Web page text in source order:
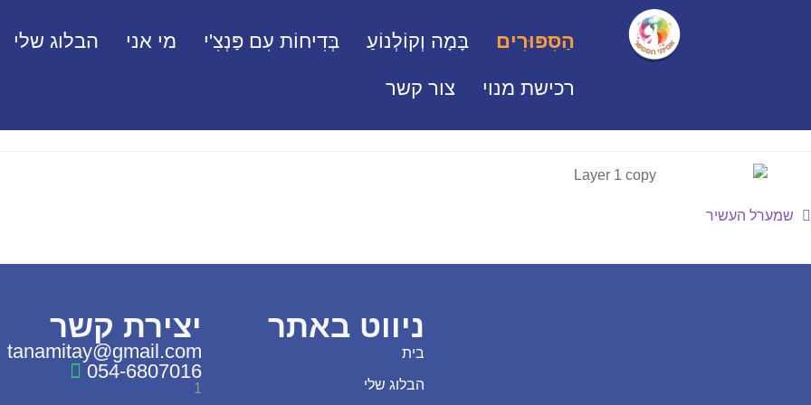
הַסִּפּוּרִים בָּמָה וְקוֹלְנוֹעַ בְּדִיחוֹת עִם פַּנְצִ'י מי אני הבלוג שלי
רכישת מנוי צור קשר
שמערל העשיר
ניווט באתר
בית
הבלוג שלי
יצירת קשר
tanamitay@gmail.com
054-6807016
1